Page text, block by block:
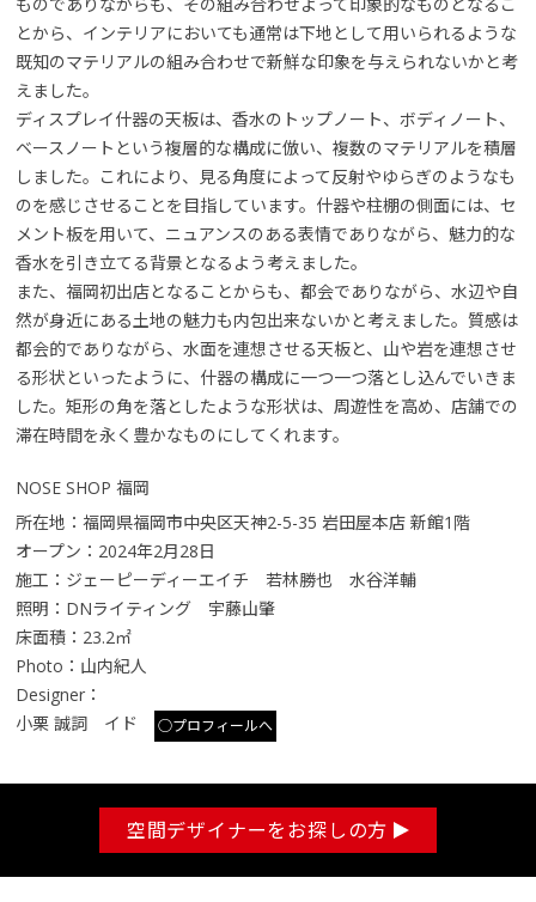
ものでありながらも、その組み合わせよって印象的なものとなるこ
とから、インテリアにおいても通常は下地として用いられるような
既知のマテリアルの組み合わせで新鮮な印象を与えられないかと考
えました。
ディスプレイ什器の天板は、香水のトップノート、ボディノート、
ベースノートという複層的な構成に倣い、複数のマテリアルを積層
しました。これにより、見る角度によって反射やゆらぎのようなも
のを感じさせることを目指しています。什器や柱棚の側面には、セ
メント板を用いて、ニュアンスのある表情でありながら、魅力的な
香水を引き立てる背景となるよう考えました。
また、福岡初出店となることからも、都会でありながら、水辺や自
然が身近にある土地の魅力も内包出来ないかと考えました。質感は
都会的でありながら、水面を連想させる天板と、山や岩を連想させ
る形状といったように、什器の構成に一つ一つ落とし込んでいきま
した。矩形の角を落としたような形状は、周遊性を高め、店舗での
滞在時間を永く豊かなものにしてくれます。
NOSE SHOP 福岡
所在地：福岡県福岡市中央区天神2-5-35 岩田屋本店 新館1階
オープン：2024年2月28日
施工：ジェーピーディーエイチ 若林勝也 水谷洋輔
照明：DNライティング 宇藤山肇
床面積：23.2㎡
Photo：山内紀人
Designer：
小栗 誠詞 イド
○プロフィールへ
空間デザイナーをお探しの方